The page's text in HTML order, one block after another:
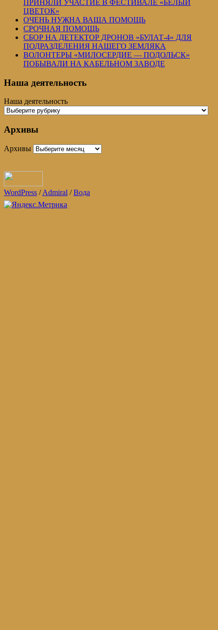
ПРИНЯЛИ УЧАСТИЕ В ФЕСТИВАЛЕ «БЕЛЫЙ
ЦВЕТОК»
ОЧЕНЬ НУЖНА ВАША ПОМОЩЬ
СРОЧНАЯ ПОМОЩЬ
СБОР НА ДЕТЕКТОР ДРОНОВ «БУЛАТ-4» ДЛЯ
ПОДРАЗДЕЛЕНИЯ НАШЕГО ЗЕМЛЯКА
ВОЛОНТЕРЫ «МИЛОСЕРДИЕ — ПОДОЛЬСК»
ПОБЫВАЛИ НА КАБЕЛЬНОМ ЗАВОДЕ
Наша деятельность
Наша деятельность
Архивы
Архивы
WordPress /Admiral /Вода